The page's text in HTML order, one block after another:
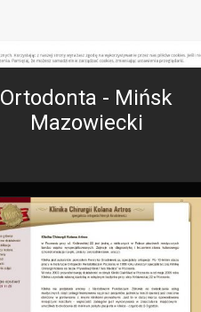
Ortodonta - Mińsk
Mazowiecki